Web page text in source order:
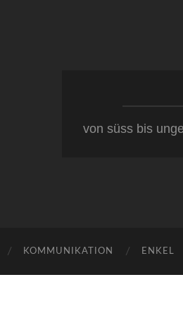
von süss bis
KOMMUNIKATION ENKEL